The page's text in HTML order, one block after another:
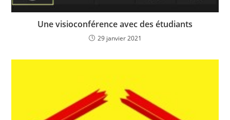
Une visioconférence avec des étudiants
29 janvier 2021